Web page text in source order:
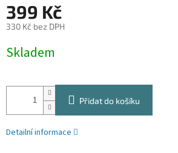
399 Kč
330 Kč bez DPH
cena:
Skladem
Přidat do košíku
Detailní informace